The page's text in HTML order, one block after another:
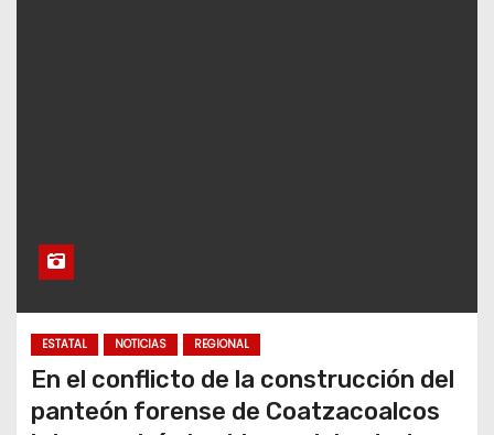
ESTATAL NOTICIAS REGIONAL
En el conflicto de la construcción del
panteón forense de Coatzacoalcos